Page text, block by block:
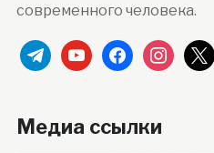
современного человека.
telegramyoutubefacebookinstagram
x
Медиа ссылки